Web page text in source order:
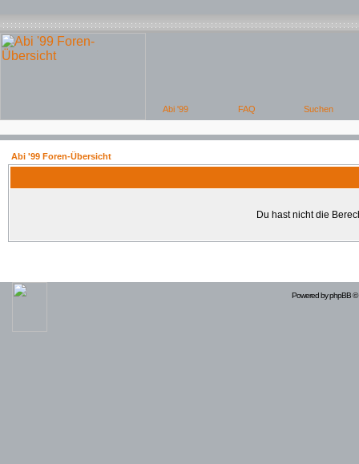
Abi '99 Foren-Übersicht
Du hast nicht die
Powered byphpBB©